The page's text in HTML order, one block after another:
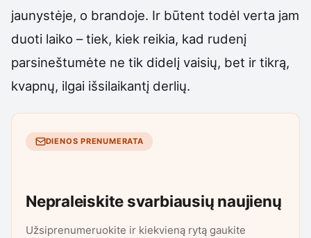
jaunystėje, o brandoje. Ir būtent todėl verta jam
duoti laiko – tiek, kiek reikia, kad rudenį
parsineštumėte ne tik didelį vaisių, bet ir tikrą,
kvapnų, ilgai išsilaikantį derlių.
DIENOS PRENUMERATA
Nepraleiskite svarbiausių naujienų
Užsiprenumeruokite ir kiekvieną rytą gaukite